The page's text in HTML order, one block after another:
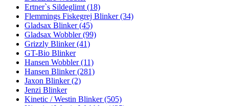
Ertner`s Sildeglimt (18)
Flemmings Fiskegrej Blinker (34)
Gladsax Blinker (45)
Gladsax Wobbler (99)
Grizzly Blinker (41)
GT-Bio Blinker
Hansen Wobbler (11)
Hansen Blinker (281)
Jaxon Blinker (2)
Jenzi Blinker
Kinetic / Westin Blinker (505)